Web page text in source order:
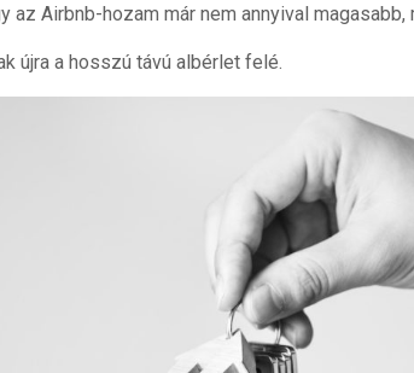
Airbnb-hozam már nem annyival magasabb,
újra a hosszú távú albérlet felé.